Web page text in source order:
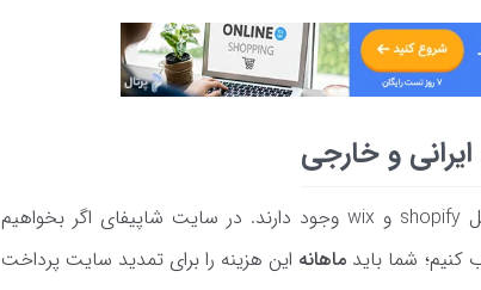
و خارجی
البته نمونه‌های خارجی فروشگاه سازها هم مثل shopify و wix وجود دارند. در سایت شاپیفای اگر بخواهیم
ماهانه این هزینه را برای تمدید سایت پرداخت